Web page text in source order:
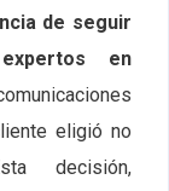
de seguir
en
eligió no
decisión,